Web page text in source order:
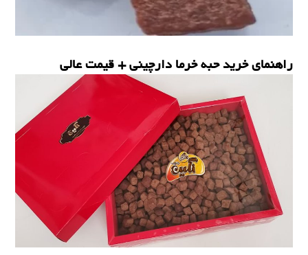
راهنمای خرید حبه خرما دارچینی + قیمت عالی